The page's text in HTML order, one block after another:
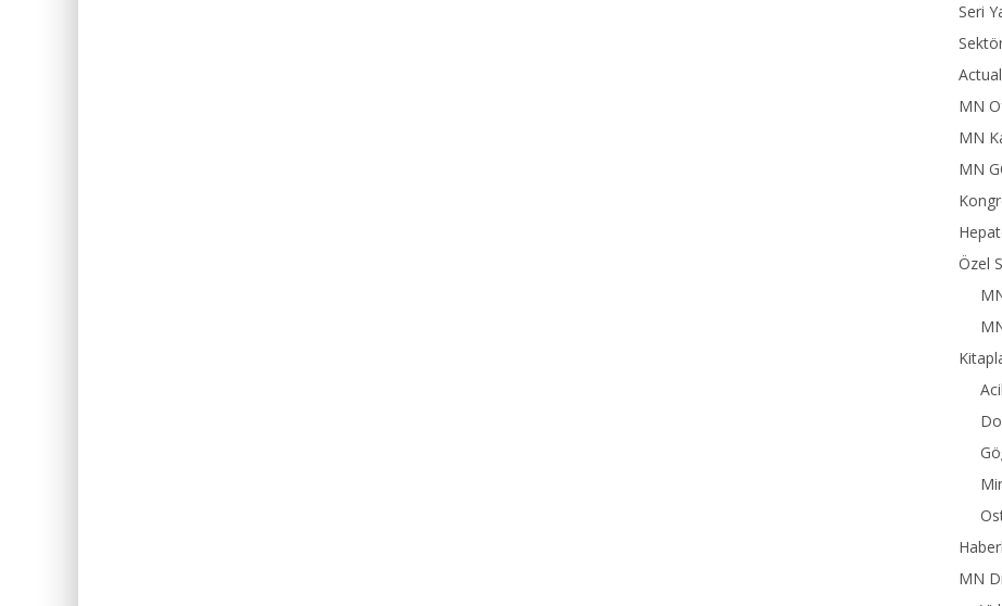
Seri
MN
MN
MN
Özel
MN